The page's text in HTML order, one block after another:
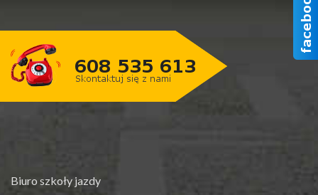
Biuro szkoły jazdy